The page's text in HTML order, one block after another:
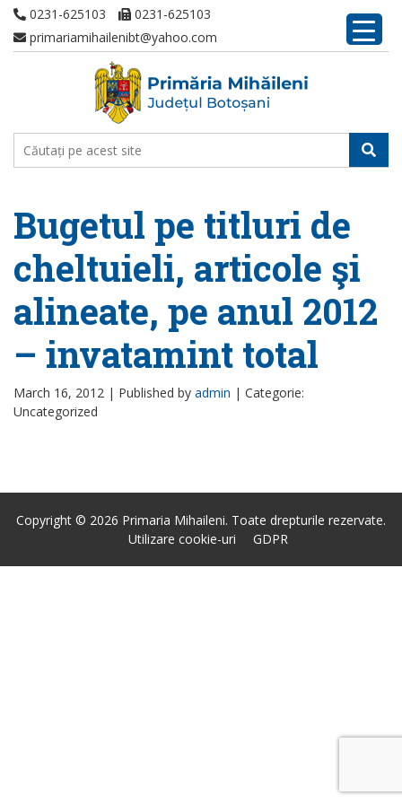
0231-625103
0231-625103
primariamihailenibt@yahoo.com
Bugetul pe titluri de
cheltuieli, articole şi
alineate, pe anul 2012
– invatamint total
March 16, 2012 | Published by admin | Categorie:
Uncategorized
Copyright © 2026 Primaria Mihaileni. Toate drepturile rezervate.
Utilizare cookie-uri
GDPR